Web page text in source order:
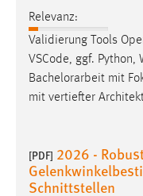
Relevanz:
Validierung Tools
VSCode, ggf. Python,
Bachelorarbeit mit
mit vertiefter
[PDF] 2026 -
Schnittstellen
Für performante
gespeichert, ob
site-language-
Zweck: